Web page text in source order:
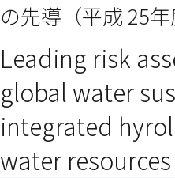
ドウで開きます）
ンドウで開きます）
ウインドウで開きます）
の先導（平成 25年
Leading risk
global water
integrated
water